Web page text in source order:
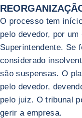
O processo tem
pelo devedor, por
Superintendente. Se
considerado
são suspensas. O
pelo devedor,
pelo juiz. O tribunal
gerir a empresa.